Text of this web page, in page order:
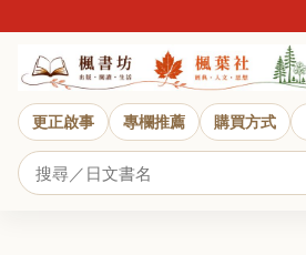
更正啟事 專欄推薦 購買方式